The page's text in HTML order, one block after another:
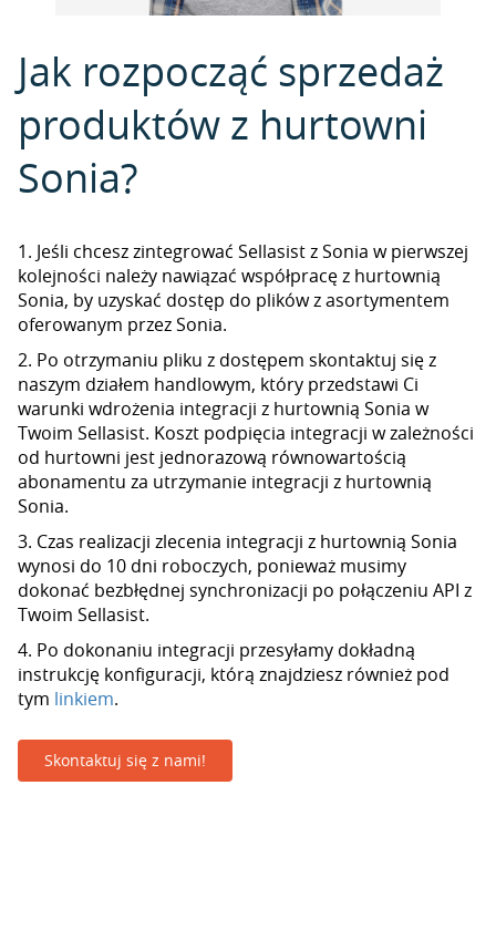
Jak rozpocząć sprzedaż
produktów z hurtowni
Sonia?
1. Jeśli chcesz zintegrować Sellasist z Sonia w pierwszej
kolejności należy nawiązać współpracę z hurtownią
Sonia, by uzyskać dostęp do plików z asortymentem
oferowanym przez Sonia.
2. Po otrzymaniu pliku z dostępem skontaktuj się z
naszym działem handlowym, który przedstawi Ci
warunki wdrożenia integracji z hurtownią Sonia w
Twoim Sellasist. Koszt podpięcia integracji w zależności
od hurtowni jest jednorazową równowartością
abonamentu za utrzymanie integracji z hurtownią
Sonia.
3. Czas realizacji zlecenia integracji z hurtownią Sonia
wynosi do 10 dni roboczych, ponieważ musimy
dokonać bezbłędnej synchronizacji po połączeniu API z
Twoim Sellasist.
4. Po dokonaniu integracji przesyłamy dokładną
instrukcję konfiguracji, którą znajdziesz również pod
tym linkiem.
Skontaktuj się z nami!